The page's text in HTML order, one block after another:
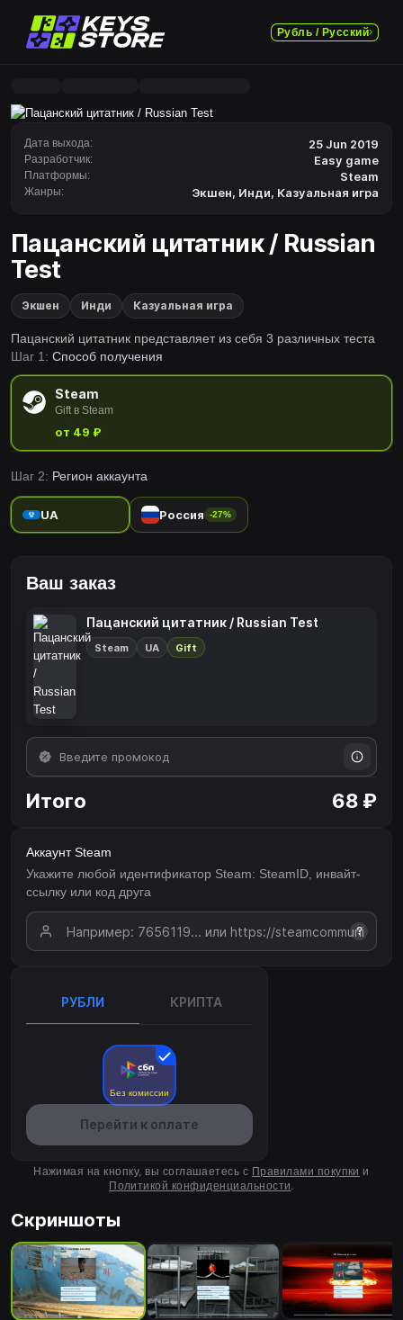
Рубль / Русский
Дата выхода: 25 Jun 2019
Разработчик: Easy game
Платформы: Steam
Жанры: Экшен, Инди, Казуальная игра
Пацанский цитатник / Russian
Test
Экшен Инди Казуальная игра
Пацанский цитатник представляет из себя 3 различных теста
Шаг 1: Способ получения
Steam
Gift в Steam
от 49 ₽
Шаг 2: Регион аккаунта
UA Россия -27%
Ваш заказ
Пацанский цитатник / Russian Test
Steam UA Gift
Итого 68 ₽
Аккаунт Steam
Укажите любой идентификатор Steam: SteamID, инвайт-
ссылку или код друга
?
РУБЛИ КРИПТА
Без комиссии
Перейти к оплате
Нажимая на кнопку, вы соглашаетесь с Правилами покупки и
Политикой конфиденциальности.
Скриншоты